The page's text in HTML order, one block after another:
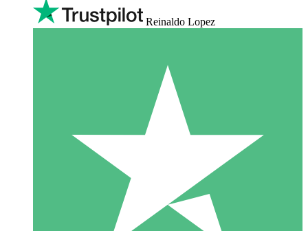
Reinaldo Lopez